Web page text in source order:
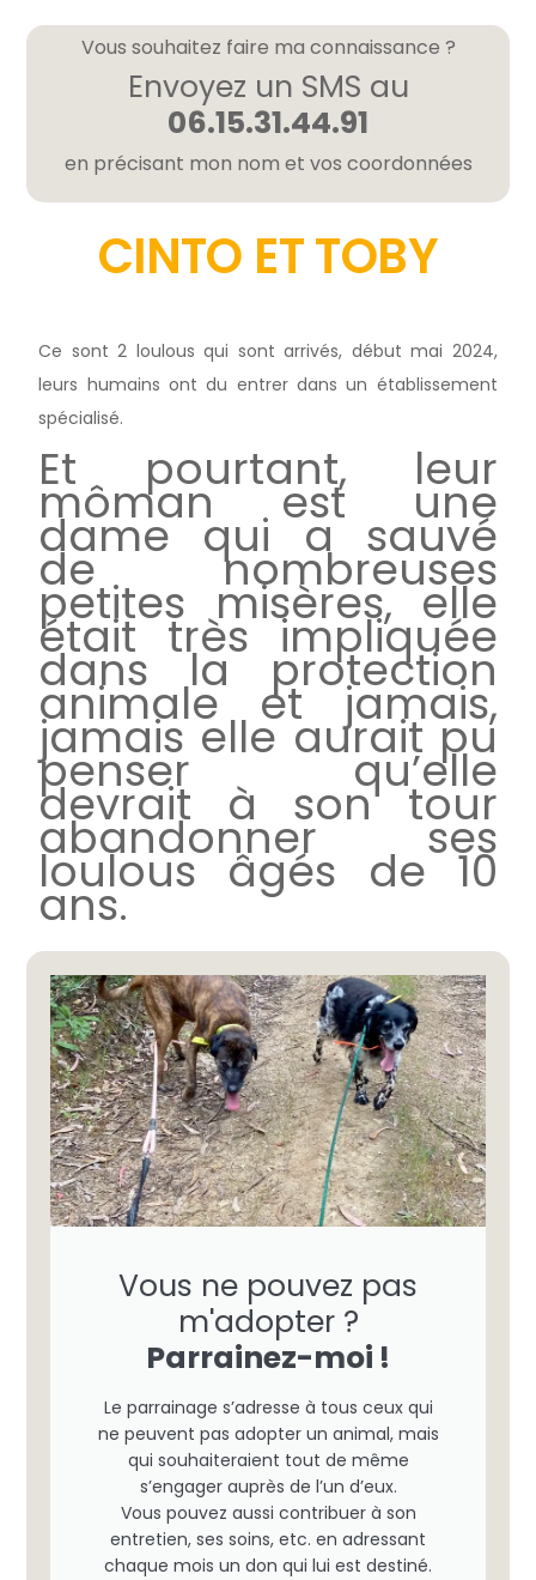
Vous souhaitez faire ma connaissance ?
Envoyez un SMS au
06.15.31.44.91
en précisant mon nom et vos coordonnées
CINTO ET TOBY
Ce sont 2 loulous qui sont arrivés, début mai 2024,
leurs humains ont du entrer dans un établissement
spécialisé.
Et pourtant, leur
môman est une
dame qui a sauvé
de nombreuses
petites misères, elle
était très impliquée
dans la protection
animale et jamais,
jamais elle aurait pu
penser qu’elle
devrait à son tour
abandonner ses
loulous âgés de 10
ans.
Vous ne pouvez pas
m'adopter ?
Parrainez-moi !
Le parrainage s’adresse à tous ceux qui
ne peuvent pas adopter un animal, mais
qui souhaiteraient tout de même
s’engager auprès de l’un d’eux.
Vous pouvez aussi contribuer à son
entretien, ses soins, etc. en adressant
chaque mois un don qui lui est destiné.